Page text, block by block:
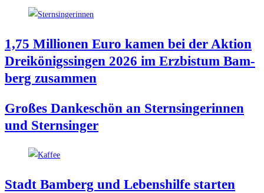
1,75 Mil­lio­nen Euro kamen bei der Akti­on
Drei­kö­nigs­sin­gen 2026 im Erz­bis­tum Bam­
berg zusammen
Gro­ßes Dan­ke­schön an Stern­sin­ge­rin­nen
und Sternsinger
Stadt Bam­berg und Lebens­hil­fe star­ten